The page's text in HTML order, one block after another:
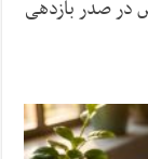
در صدر بازدهی